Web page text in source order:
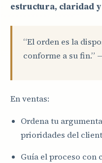
estructura, claridad
“El orden es la
conforme a su fin.”
En ventas:
Ordena tu
prioridades del
Guía el proceso con